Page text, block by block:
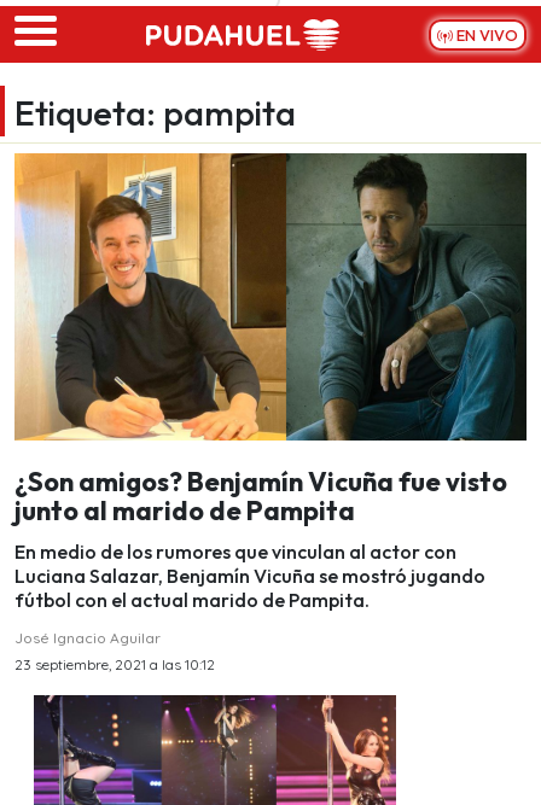
Skip to main content
EN VIVO
Etiqueta: pampita
¿Son amigos? Benjamín Vicuña fue visto
junto al marido de Pampita
En medio de los rumores que vinculan al actor con
Luciana Salazar, Benjamín Vicuña se mostró jugando
fútbol con el actual marido de Pampita.
José Ignacio Aguilar
23 septiembre, 2021 a las 10:12